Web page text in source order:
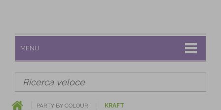
MENU
PARTY BY COLOUR KRAFT